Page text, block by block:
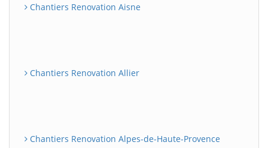
Chantiers Renovation Aisne
Chantiers Renovation Allier
Chantiers Renovation Alpes-de-Haute-Provence